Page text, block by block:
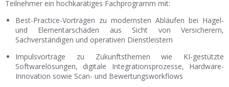
Teilnehmer ein hochkarätiges Fachprogramm mit:
Best-Practice-Vorträgen zu modernsten Abläufen bei Hagel-
und Elementarschäden aus Sicht von Versicherern,
Sachverständigen und operativen Dienstleistern
Impulsvorträge zu Zukunftsthemen wie KI-gestützte
Softwarelösungen, digitale Integrationsprozesse, Hardware-
Innovation sowie Scan- und Bewertungsworkflows